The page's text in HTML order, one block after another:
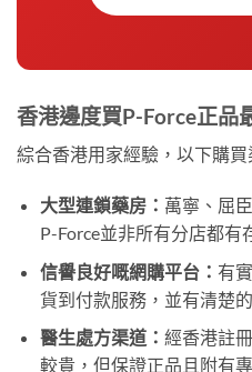
香港邊度買P-Force正品
綜合香港用家經驗，以下購買
大型連鎖藥房： 萬寧、屈
P-Force並非所有分店都有
信譽良好嘅網購平台： 有
貨到付款服務，並有清楚
醫生處方渠道： 經香港註
較貴，但保證正品且附有